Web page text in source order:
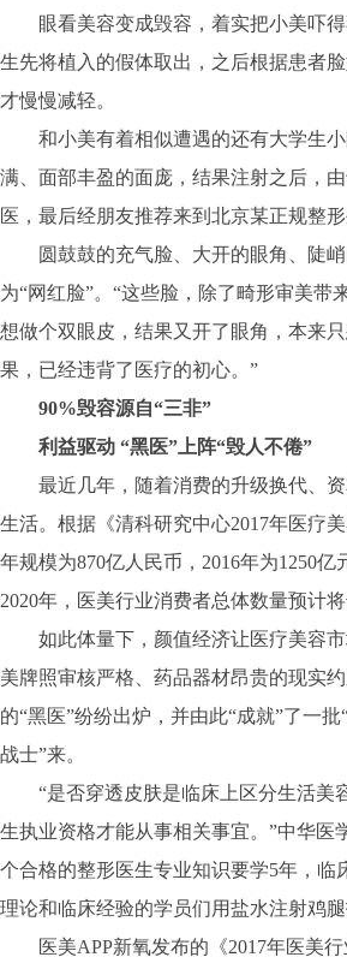
眼看美容变成毁容，着实把小美吓得
生先将植入的假体取出，之后根据患者
才慢慢减轻。
和小美有着相似遭遇的还有大学生小
满、面部丰盈的面庞，结果注射之后，
医，最后经朋友推荐来到北京某正规整
圆鼓鼓的充气脸、大开的眼角、陡峭
为“网红脸”。“这些脸，除了畸形审美带
想做个双眼皮，结果又开了眼角，本来
果，已经违背了医疗的初心。”
90%毁容源自“三非”
利益驱动 “黑医”上阵“毁人不倦”
最近几年，随着消费的升级换代、资
生活。根据《清科研究中心2017年医疗
年规模为870亿人民币，2016年为1250
2020年，医美行业消费者总体数量预计将
如此体量下，颜值经济让医疗美容市
美牌照审核严格、药品器材昂贵的现实
的“黑医”纷纷出炉，并由此“成就”了一
战士”来。
“是否穿透皮肤是临床上区分生活美
生执业资格才能从事相关事宜。”中华
个合格的整形医生专业知识要学5年，临
理论和临床经验的学员们用盐水注射鸡
医美APP新氧发布的《2017年医美行